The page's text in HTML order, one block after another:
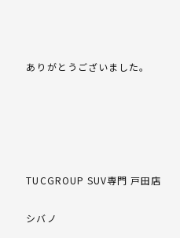
ありがとうございました。
TUCGROUP SUV専門 戸田店
シバノ